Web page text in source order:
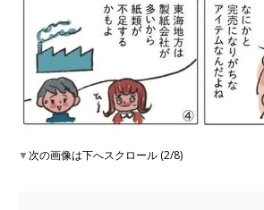
▼次の画像は下へスクロール (2/8)